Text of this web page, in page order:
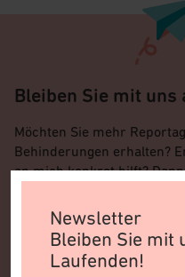
Bleiben Sie mit uns
Möchten Sie mehr
Behinderungen erhalten?
an mich konkret hilft?
✓ Erlebnisberichte von
✓ Neuigkeiten über
Newsletter
Bleiben Sie mit
Laufenden!